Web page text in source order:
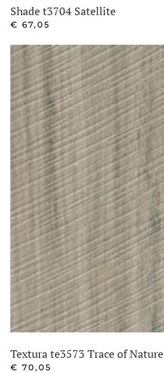
Shade t3704 Satellite
€ 67,05
Textura te3573 Trace of Nature
€ 70,05